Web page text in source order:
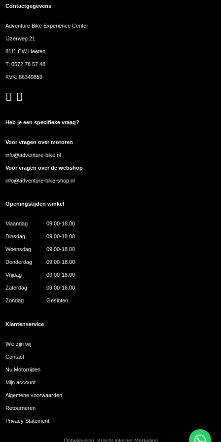
Contactgegevens
Adventure Bike Experience Center
IJzerweg 21
8111 CW Heeten
T:0572 78 57 48
KVK: 86340859
Heb je een specifieke vraag?
Voor vragen over motoren
info@adventure-bike.nl
Voor vragen over de webshop
info@adventure-bike-shop.nl
Openingstijden winkel
Maandag 09.00-18.00
Dinsdag 09.00-18.00
Woensdag 09.00-18.00
Donderdag 09.00-18.00
Vrijdag 09.00-18.00
Zaterdag 09.00-16.00
Zondag Gesloten
Klantenservice
Wie zijn wij
Contact
Nu Motorrijden
Mijn account
Algemene voorwaarden
Retourneren
Privacy Statement
Ontwikkeling: Kracht Internet Marketing